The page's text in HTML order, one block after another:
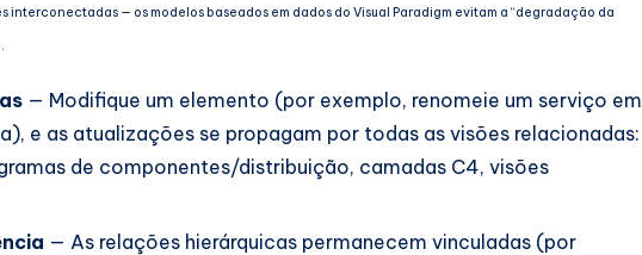
interconectadas — os modelos baseados em dados do Visual Paradigm evitam a “degradação da
— Modifique um elemento (por exemplo, renomeie um serviço em
e as atualizações se propagam por todas as visões relacionadas:
de componentes/distribuição, camadas C4, visões
— As relações hierárquicas permanecem vinculadas (por